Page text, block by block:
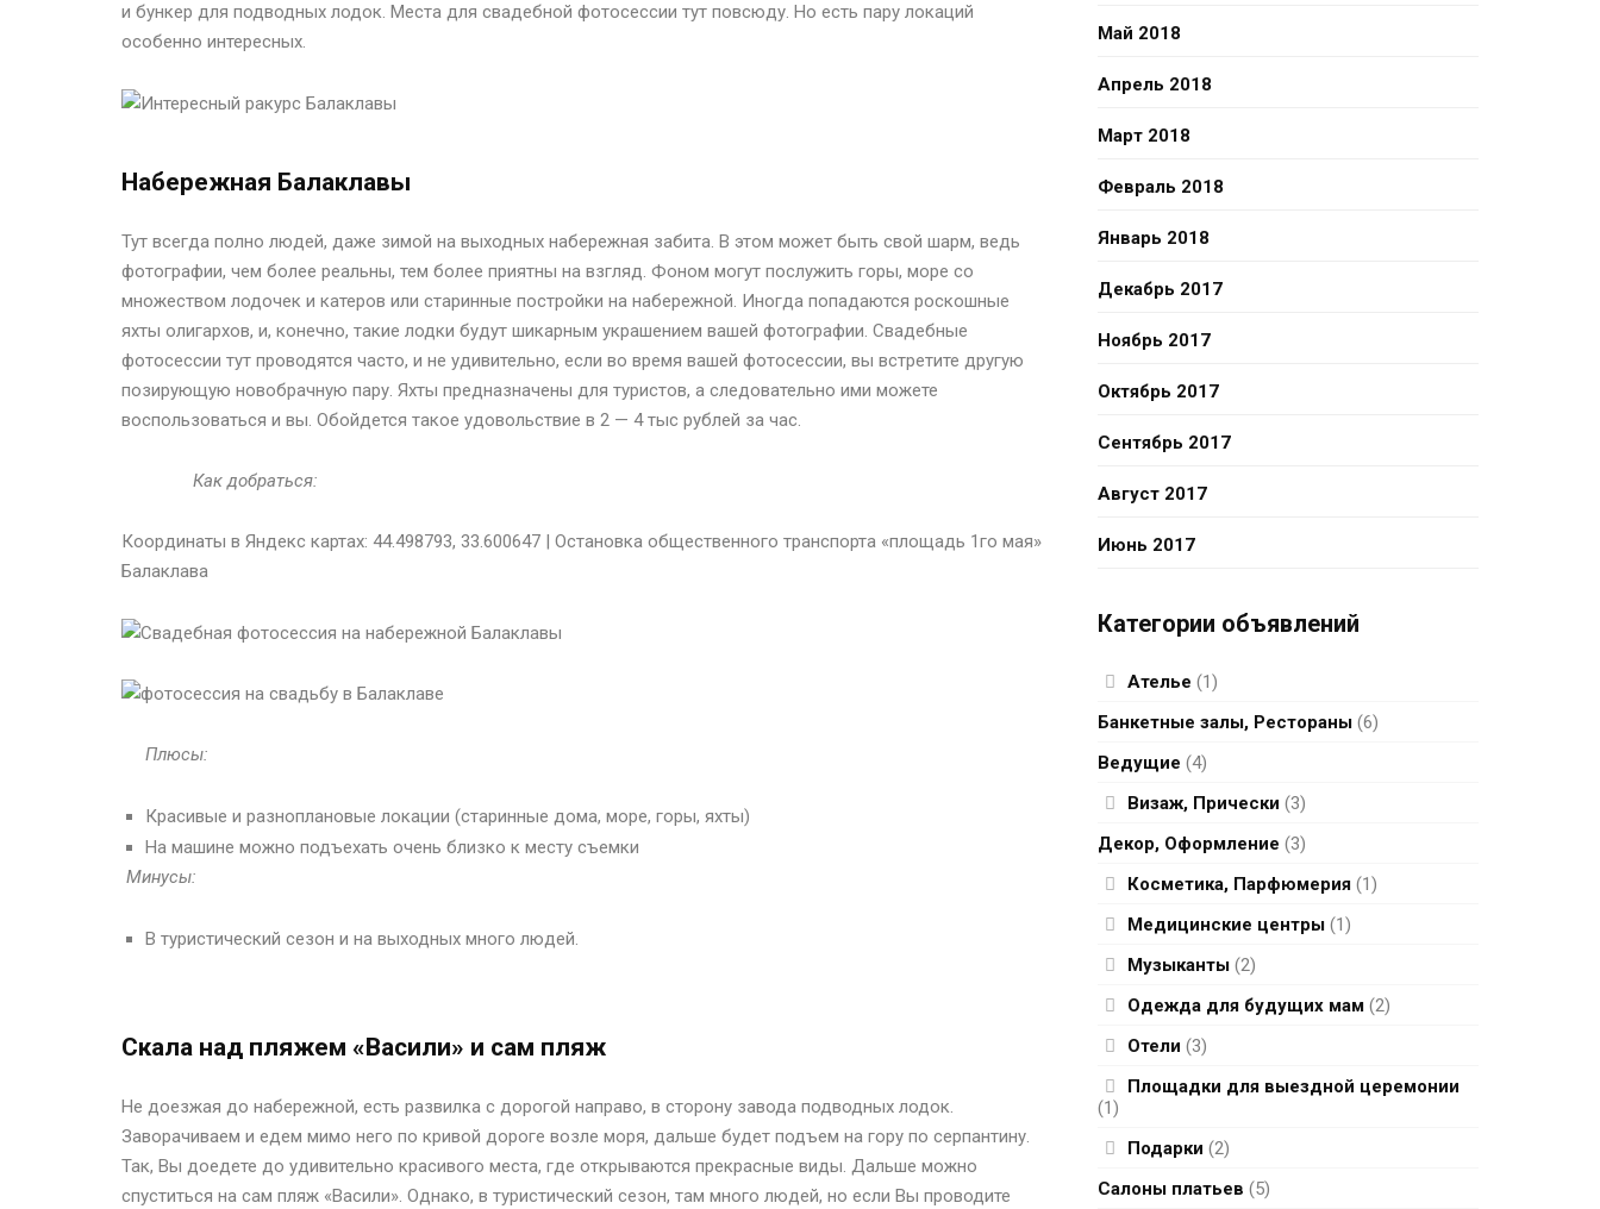
и бункер для подводных лодок. Места для свадебной фотосессии тут повсюду. Но есть пару локаций
особенно интересных.
Набережная Балаклавы
Тут всегда полно людей, даже зимой на выходных набережная забита. В этом может быть свой шарм, ведь
фотографии, чем более реальны, тем более приятны на взгляд. Фоном могут послужить горы, море cо
множеством лодочек и катеров или старинные постройки на набережной. Иногда попадаются роскошные
яхты олигархов, и, конечно, такие лодки будут шикарным украшением вашей фотографии. Свадебные
фотосессии тут проводятся часто, и не удивительно, если во время вашей фотосессии, вы встретите другую
позирующую новобрачную пару. Яхты предназначены для туристов, а следовательно ими можете
воспользоваться и вы. Обойдется такое удовольствие в 2 — 4 тыс рублей за час.
Как добраться:
Координаты в Яндекс картах: 44.498793, 33.600647 | Остановка общественного транспорта «площадь 1го мая»
Балаклава
Плюсы:
Красивые и разноплановые локации (старинные дома, море, горы, яхты)
На машине можно подъехать очень близко к месту съемки
Минусы:
В туристический сезон и на выходных много людей.
Скала над пляжем «Васили» и сам пляж
Не доезжая до набережной, есть развилка с дорогой направо, в сторону завода подводных лодок.
Заворачиваем и едем мимо него по кривой дороге возле моря, дальше будет подъем на гору по серпантину.
Так, Вы доедете до удивительно красивого места, где открываются прекрасные виды. Дальше можно
спуститься на сам пляж «Васили». Однако, в туристический сезон, там много людей, но если Вы проводите
Май 2018
Апрель 2018
Март 2018
Февраль 2018
Январь 2018
Декабрь 2017
Ноябрь 2017
Октябрь 2017
Сентябрь 2017
Август 2017
Июнь 2017
Категории объявлений
Ателье (1)
Банкетные залы, Рестораны (6)
Ведущие (4)
Визаж, Прически (3)
Декор, Оформление (3)
Косметика, Парфюмерия (1)
Медицинские центры (1)
Музыканты (2)
Одежда для будущих мам (2)
Отели (3)
Площадки для выездной церемонии
(1)
Подарки (2)
Салоны платьев (5)